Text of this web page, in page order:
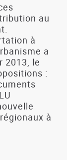
au
à
a
2013, le
:
à